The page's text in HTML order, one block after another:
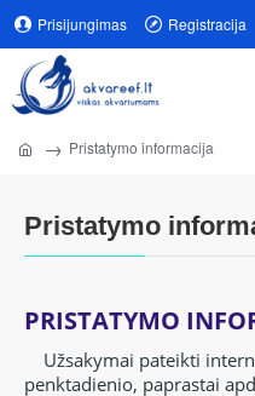
Prisijungimas Registracija
Pristatymo informacija
Pristatymo
PRISTATYMO
Užsakymai pateikti
penktadienio, paprastai